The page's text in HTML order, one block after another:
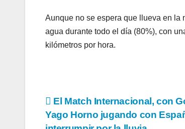
Aunque no se espera que llueva en la
agua durante todo el día (80%), con
kilómetros por hora.
Navegación
El Match Internacional, con
Yago Horno jugando con